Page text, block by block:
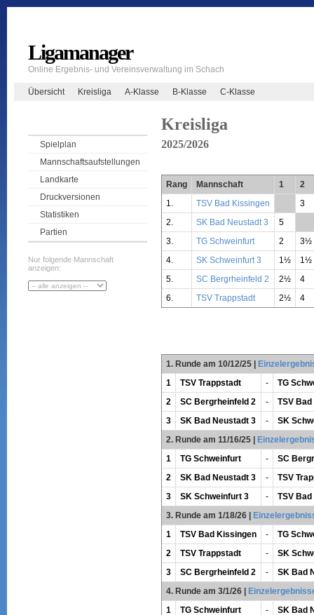
Ligamanager
Online Ergebnis- und Vereinsverwaltung im Schach
Übersicht Kreisliga A-Klasse B-Klasse C-Klasse
Spielplan
Mannschaftsaufstellungen
Landkarte
Druckversionen
Statistiken
Partien
Nur folgende Mannschaft
anzeigen:
Kreisliga
2025/2026
Rang Mannschaft 1
2
1.
TSV Bad Kissingen
3
2.
SK Bad Neustadt 3 5
3.
TG Schweinfurt 2
3½
4.
SK Schweinfurt 3 1½
1½
5.
SC Bergrheinfeld 2 2½
4
6.
TSV Trappstadt 2½ 4
1. Runde am 10/12/25|
1
TSV Trappstadt -
TG
2
SC Bergrheinfeld 2 -
TSV
3
SK Bad Neustadt 3 -
SK
2. Runde am 11/16/25|
1
TG Schweinfurt -
SC
2
SK Bad Neustadt 3 -
TSV
3
SK Schweinfurt 3 -
TSV
3. Runde am 1/18/26|
1
TSV Bad Kissingen -
TG
2
TSV Trappstadt -
SK
3
SC Bergrheinfeld 2 -
SK Bad
4. Runde am 3/1/26|
1
TG Schweinfurt -
SK Bad